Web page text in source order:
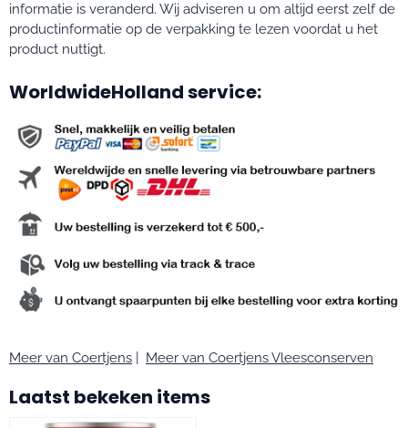
informatie is veranderd. Wij adviseren u om altijd eerst zelf de
productinformatie op de verpakking te lezen voordat u het
product nuttigt.
WorldwideHolland service:
Meer van Coertjens Meer van Coertjens Vleesconserven
Laatst bekeken items